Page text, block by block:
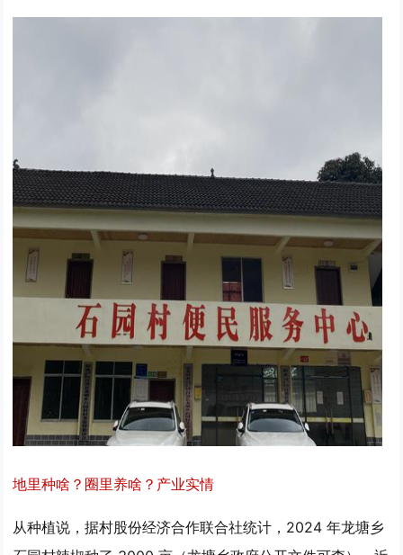
地里种啥？圈里养啥？产业实情
从种植说，据村股份经济合作联合社统计，2024 年龙塘乡